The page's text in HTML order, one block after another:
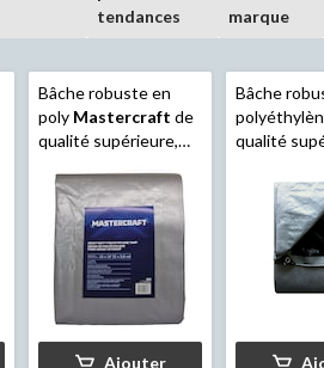
tendances
marque
Bâche robuste en
poly Mastercraft de
qualité supérieure,
Ajouter
Bâche
qualité
étanche, 8